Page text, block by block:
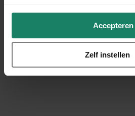
Accepteren
Zelf instellen